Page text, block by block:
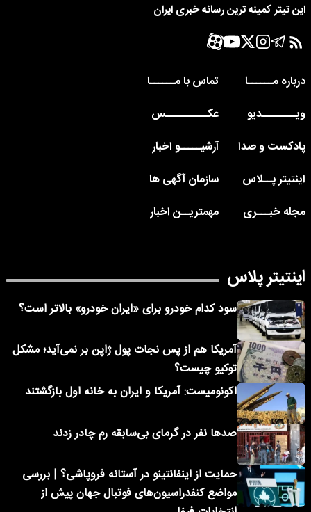
این تیتر کمینه ترین رسانه خبری ایران
درباره مــــــا
تماس با مــــــا
ویــــــــدیو
عکــــــــــس
پادکست و صدا
آرشیـــــو اخبار
اینتیتر پــلاس
سازمان آگهی ها
مجله خبـــری
مهمتریــن اخبار
اینتیتر پلاس
سود کدام خودرو برای «ایران خودرو» بالاتر است؟
آمریکا هم از پس نجات پول ژاپن بر نمی‌آید؛ مشکل
توکیو چیست؟
اکونومیست: آمریکا و ایران به خانه اول بازگشتند
صدها نفر در گرمای بی‌سابقه رم چادر زدند
حمایت از اینفانتینو در آستانه فروپاشی؟ | بررسی
مواضع کنفدراسیون‌های فوتبال جهان پیش از